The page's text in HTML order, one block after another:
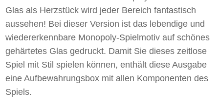
Glas als Herzstück wird jeder Bereich fantastisch
aussehen! Bei dieser Version ist das lebendige und
wiedererkennbare Monopoly-Spielmotiv auf schönes
gehärtetes Glas gedruckt. Damit Sie dieses zeitlose
Spiel mit Stil spielen können, enthält diese Ausgabe
eine Aufbewahrungsbox mit allen Komponenten des
Spiels.